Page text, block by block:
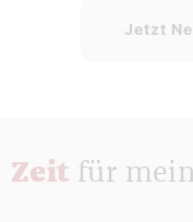
Jetzt
Zeit für